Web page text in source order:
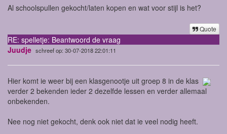
Al schoolspullen gekocht/laten kopen en wat voor stijl is het?
Quote
RE: spelletje: Beantwoord de vraag
Juudje schreef op: 30-07-2018 22:01:11
Hier komt ie weer bij een klasgenootje uit groep 8 in de klas
verder 2 bekenden ieder 2 dezelfde lessen en verder allemaal
onbekenden.
Nee nog niet gekocht, denk ook niet dat ie veel nodig heeft.